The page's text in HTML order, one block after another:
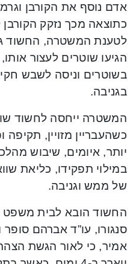
אדם נוסף את הקורבן
כתוצאה מכך נזקק הקורבן
לטענת המשטרה, החשוד
הגיעו שוטרים לעצור
בשוטרים וניסה לשבש
בגניבה.
המשטרה ייחסה לחשוד
כשהעבריין מזויין,
יותר, איומים, שיבוש
במילוי תפקידו, כליאת
של ממש וגניבה.
החשוד הובא לבית
סנגורו, עו”ד אברהם
אמיר, כי לאור הגשת